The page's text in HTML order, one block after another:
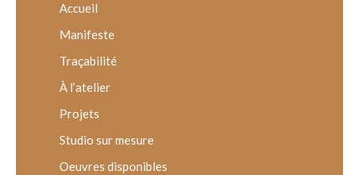
Accueil
Manifeste
Traçabilité
À l’atelier
Projets
Studio sur mesure
Oeuvres disponibles